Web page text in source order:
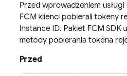
Przed wprowadzeniem
FCM klienci pobierali tokeny
Instance ID. Pakiet FCM SDK
metody pobierania tokena
Przed